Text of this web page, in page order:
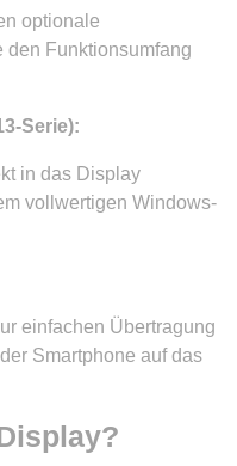
optionale
den Funktionsumfang
Serie):
in das Display
vollwertigen Windows-
einfachen Übertragung
Smartphone auf das